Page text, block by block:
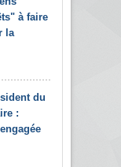
à faire
la
du
: